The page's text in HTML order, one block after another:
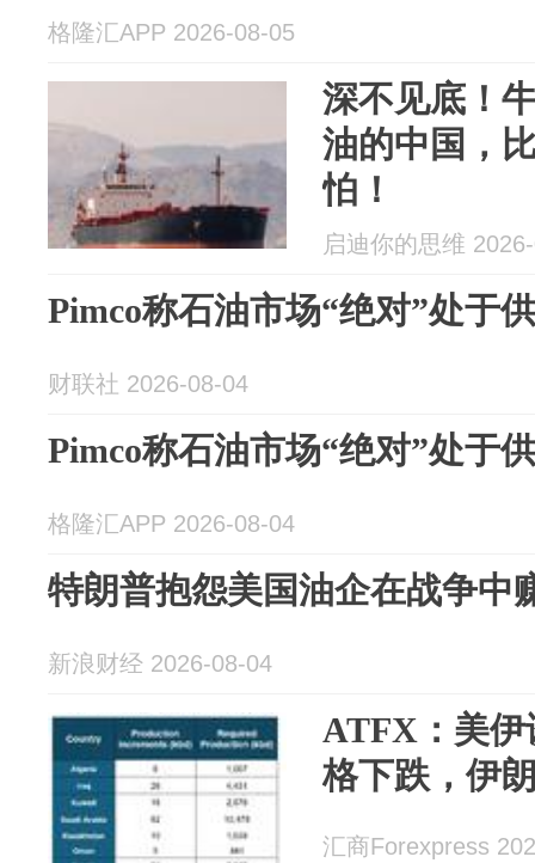
格隆汇APP 2026-08-05
深不见底！
油的中国，
怕！
启迪你的思维
Pimco称石油市场“绝对”处于
财联社 2026-08-04
Pimco称石油市场“绝对”处于
格隆汇APP 2026-08-04
特朗普抱怨美国油企在战争中
新浪财经 2026-08-04
ATFX：美
格下跌，伊
汇商Forexpress